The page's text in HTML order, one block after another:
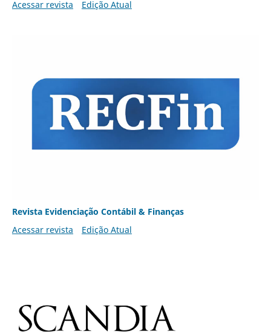
Acessar revista
Edição Atual
Revista Evidenciação Contábil & Finanças
Acessar revista
Edição Atual